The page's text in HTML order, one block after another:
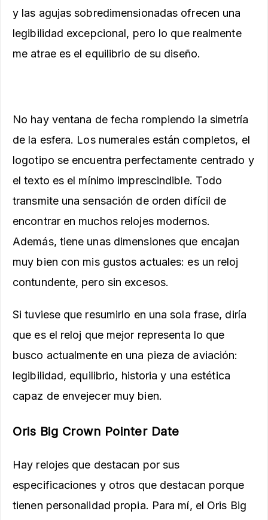
y las agujas sobredimensionadas ofrecen una
legibilidad excepcional, pero lo que realmente
me atrae es el equilibrio de su diseño.
No hay ventana de fecha rompiendo la simetría
de la esfera. Los numerales están completos, el
logotipo se encuentra perfectamente centrado y
el texto es el mínimo imprescindible. Todo
transmite una sensación de orden difícil de
encontrar en muchos relojes modernos.
Además, tiene unas dimensiones que encajan
muy bien con mis gustos actuales: es un reloj
contundente, pero sin excesos.
Si tuviese que resumirlo en una sola frase, diría
que es el reloj que mejor representa lo que
busco actualmente en una pieza de aviación:
legibilidad, equilibrio, historia y una estética
capaz de envejecer muy bien.
Oris Big Crown Pointer Date
Hay relojes que destacan por sus
especificaciones y otros que destacan porque
tienen personalidad propia. Para mí, el Oris Big